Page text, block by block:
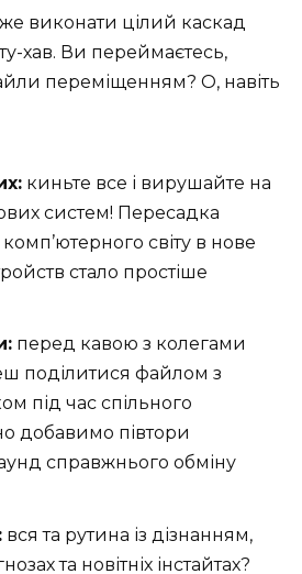
виконати цілий каскад
хав. Ви переймаєтесь,
переміщенням? О, навіть
киньте все і вирушайте на
систем! Пересадка
світу в нове
стало простіше
перед кавою з колегами
поділитися файлом з
під час спільного
добавимо півтори
справжнього обміну
вся та рутина із дізнанням,
та новітніх інстайтах?